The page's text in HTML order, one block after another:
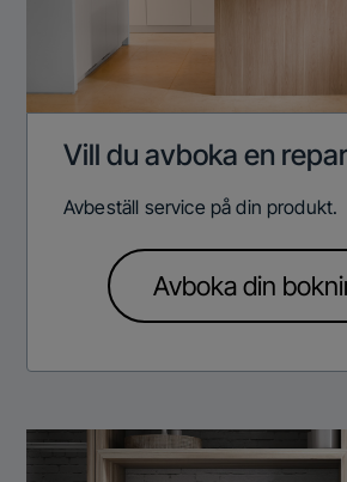
Vill du avboka en
Avbeställ service på din produkt.
Avboka din